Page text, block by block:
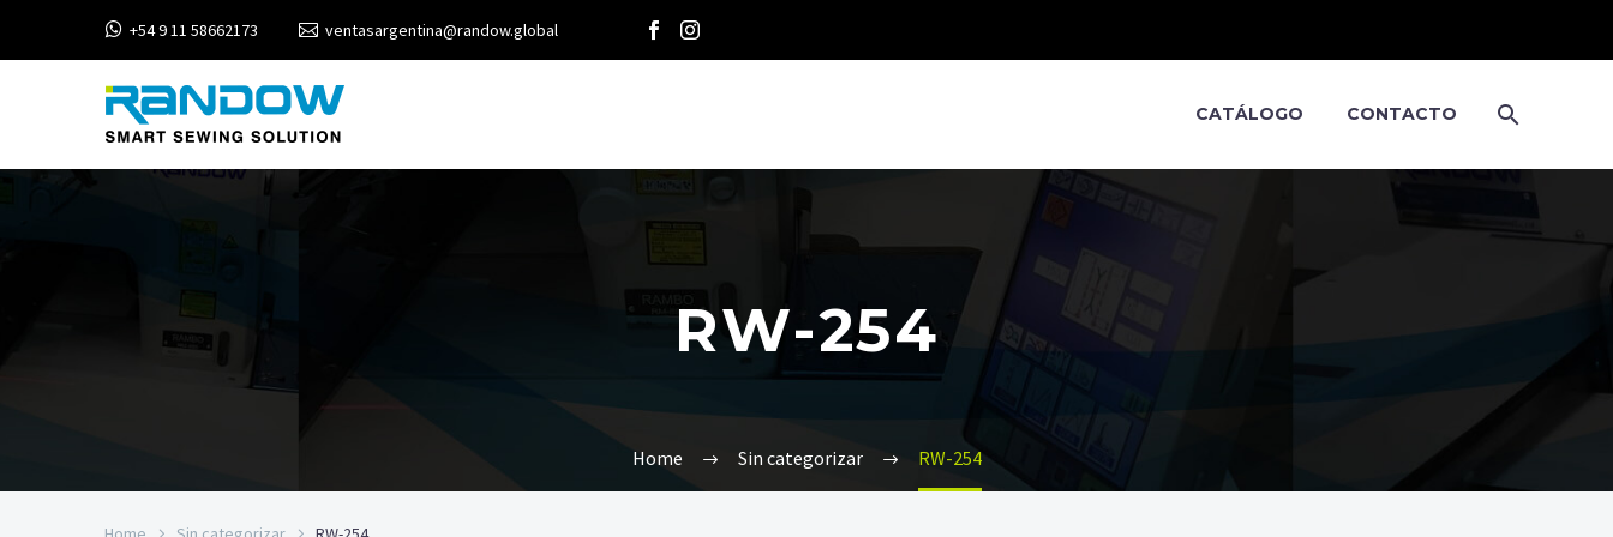
+54 9 11 58662173 ventasargentina@randow.global
CATÁLOGO CONTACTO
RW-254
Home Sin categorizar RW-254